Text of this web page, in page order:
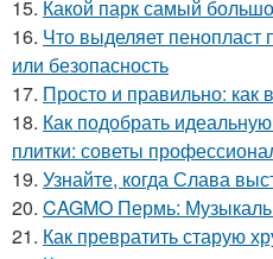
15. Какой парк самый
16. Что выделяет пенопласт
или безопасность
17. Просто и правильно: как
18. Как подобрать
плитки: советы
19. Узнайте, когда Слава
20. CAGMO Пермь:
21. Как превратить старую